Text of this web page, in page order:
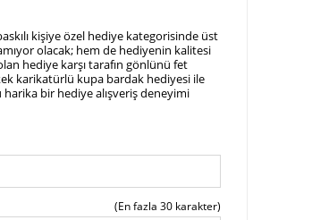
kişiye özel hediye kategorisinde üst
olacak; hem de hediyenin kalitesi
hediye karşı tarafın gönlünü fet
karikatürlü kupa bardak hediyesi ile
bir hediye alışveriş deneyimi
(En fazla 30 karakter)